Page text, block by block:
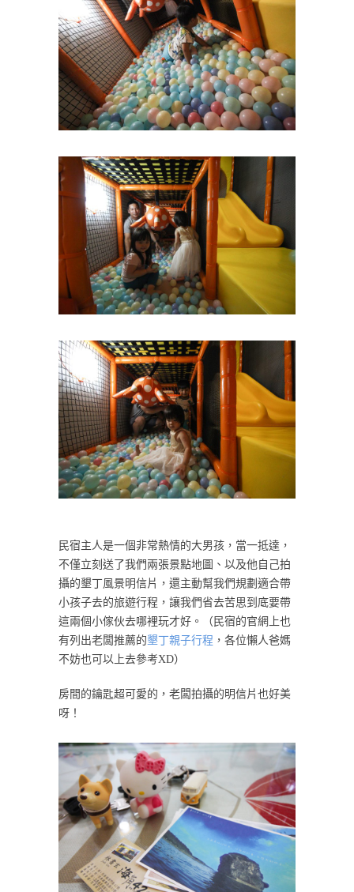
民宿主人是一個非常熱情的大男孩，當一抵達，
不僅立刻送了我們兩張景點地圖、以及他自己拍
攝的墾丁風景明信片，還主動幫我們規劃適合帶
小孩子去的旅遊行程，讓我們省去苦思到底要帶
這兩個小傢伙去哪裡玩才好。（民宿的官網上也
有列出老闆推薦的墾丁親子行程 ，各位懶人爸媽
不妨也可以上去參考XD）
房間的鑰匙超可愛的，老闆拍攝的明信片也好美
呀！